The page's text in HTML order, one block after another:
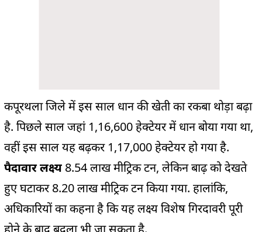
कपूरथला जिले में इस साल धान की खेती का रकबा थोड़ा बढ़ा
है. पिछले साल जहां 1,16,600 हेक्टेयर में धान बोया गया था,
वहीं इस साल यह बढ़कर 1,17,000 हेक्टेयर हो गया है.
पैदावार लक्ष्य 8.54 लाख मीट्रिक टन, लेकिन बाढ़ को देखते
हुए घटाकर 8.20 लाख मीट्रिक टन किया गया. हालांकि,
अधिकारियों का कहना है कि यह लक्ष्य विशेष गिरदावरी पूरी
होने के बाद बदला भी जा सकता है.